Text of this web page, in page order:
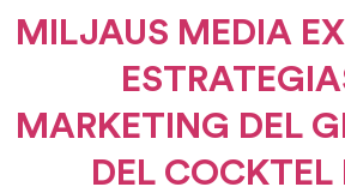
MILJAUS MEDIA
MARKETING DEL
DEL COCKTEL